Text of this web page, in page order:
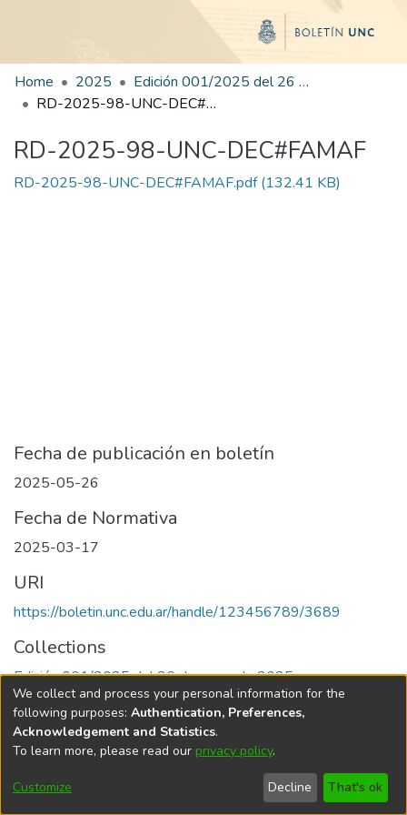
Home 2025
Edición 001/2025 del 26 de mayo de 2025
RD-2025-98-UNC-DEC#FAMAF
RD-2025-98-UNC-DEC#FAMAF
RD-2025-98-UNC-DEC#FAMAF.pdf(132.41 KB)
Fecha de publicación en boletín
2025-05-26
Fecha de Normativa
2025-03-17
URI
https://boletin.unc.edu.ar/handle/123456789/3689
Collections
Edición 001/2025 del 26 de mayo de 2025
Universidad Nacional de Córdoba
We collect and process your personal information for the
following purposes: Authentication, Preferences,
Acknowledgement and Statistics.
To learn more, please read our privacy policy.
Customize Decline That's ok